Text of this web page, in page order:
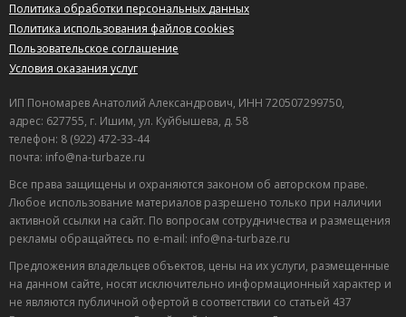
Политика обработки персональных данных
Политика использования файлов cookies
Пользовательское соглашение
Условия оказания услуг
ИП Пономарев Анатолий Александрович, ИНН 720507299750,
адрес: 627755, г. Ишим, ул. Куйбышева, д. 58
телефон: 8 (922) 472-33-44
почта: info@na-turbaze.ru
Все права защищены и охраняются законом об авторском праве.
Любое использование материалов разрешено только при наличии
активной ссылки на сайт. По вопросам сотрудничества и размещения
рекламы обращайтесь по e-mail: info@na-turbaze.ru
Предложения владельцев объектов, цены на их услуги, размещенные
на данном сайте, носят исключительно информационный характер и
не являются публичной офертой в соответствии со статьей 437